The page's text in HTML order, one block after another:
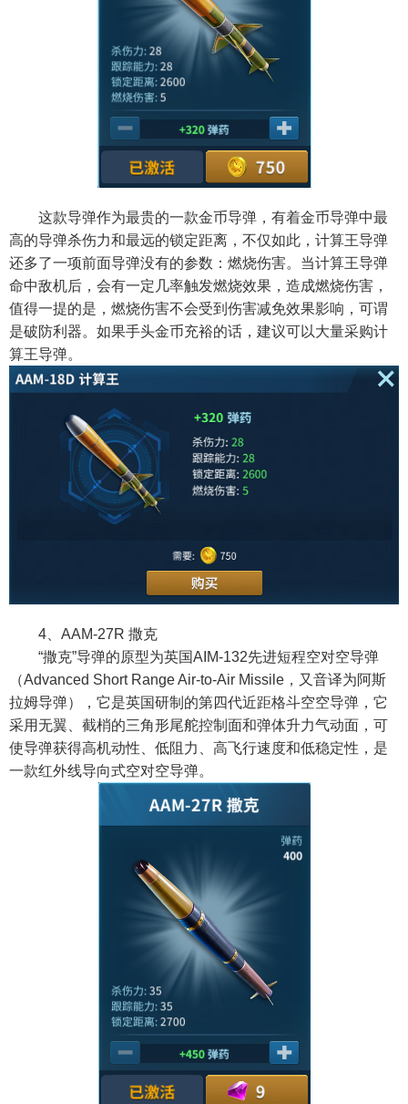
这款导弹作为最贵的一款金币导弹，有着金币导弹中最
高的导弹杀伤力和最远的锁定距离，不仅如此，计算王导弹
还多了一项前面导弹没有的参数：燃烧伤害。当计算王导弹
命中敌机后，会有一定几率触发燃烧效果，造成燃烧伤害，
值得一提的是，燃烧伤害不会受到伤害减免效果影响，可谓
是破防利器。如果手头金币充裕的话，建议可以大量采购计
算王导弹。
4、AAM-27R 撒克
“撒克”导弹的原型为英国AIM-132先进短程空对空导弹
（Advanced Short Range Air-to-Air Missile，又音译为阿斯
拉姆导弹），它是英国研制的第四代近距格斗空空导弹，它
采用无翼、截梢的三角形尾舵控制面和弹体升力气动面，可
使导弹获得高机动性、低阻力、高飞行速度和低稳定性，是
一款红外线导向式空对空导弹。